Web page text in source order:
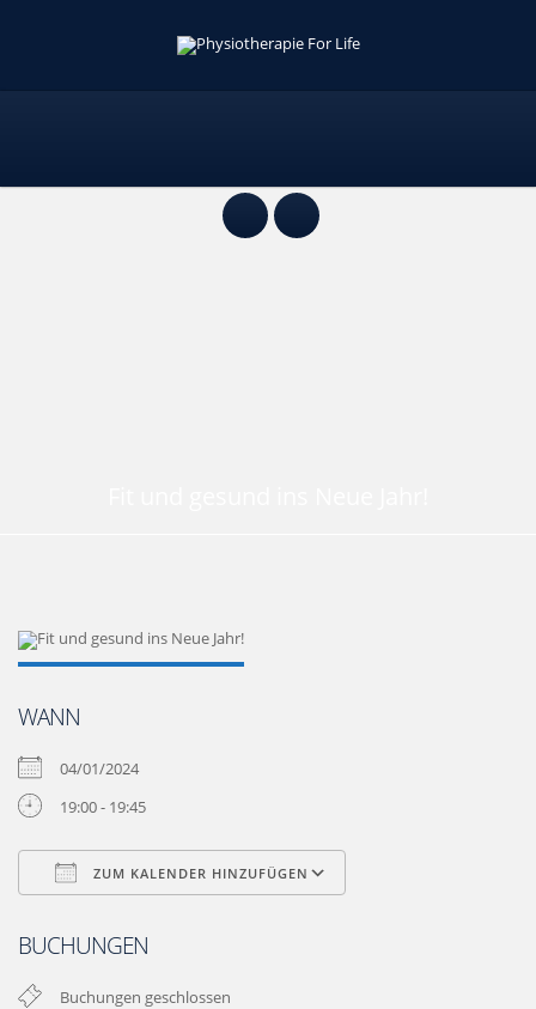
WANN
04/01/2024
19:00 - 19:45
ZUM KALENDER HINZUFÜGEN
BUCHUNGEN
Buchungen geschlossen